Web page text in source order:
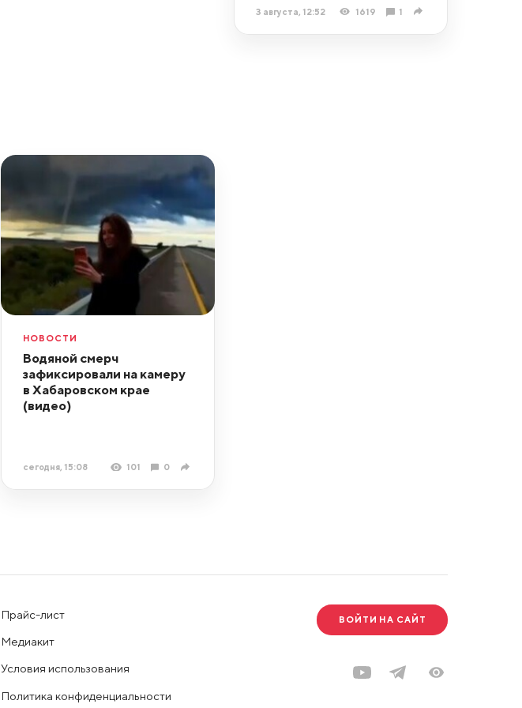
3 августа, 12:52 1619 1
НОВОСТИ
Водяной смерч
зафиксировали на камеру
в Хабаровском крае
(видео)
сегодня, 15:08 101 0
Прайс-лист
Медиакит
Условия использования
Политика конфиденциальности
ВОЙТИ НА САЙТ